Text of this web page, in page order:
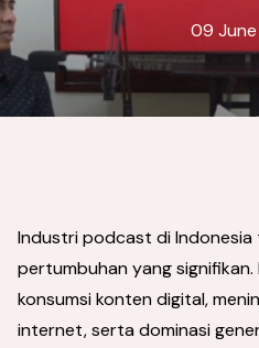
09
Industri podcast di Indonesia
pertumbuhan yang
konsumsi konten digital,
internet, serta dominasi